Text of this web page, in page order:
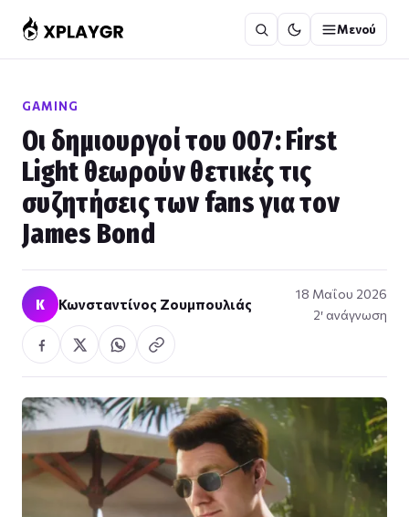
στο
περιεχόμενο
Μενού
GAMING
Οι δημιουργοί του 007: First
Light θεωρούν θετικές τις
συζητήσεις των fans για τον
James Bond
Κ Κωνσταντίνος Ζουμπουλιάς
18 Μαΐου 2026
2′ ανάγνωση